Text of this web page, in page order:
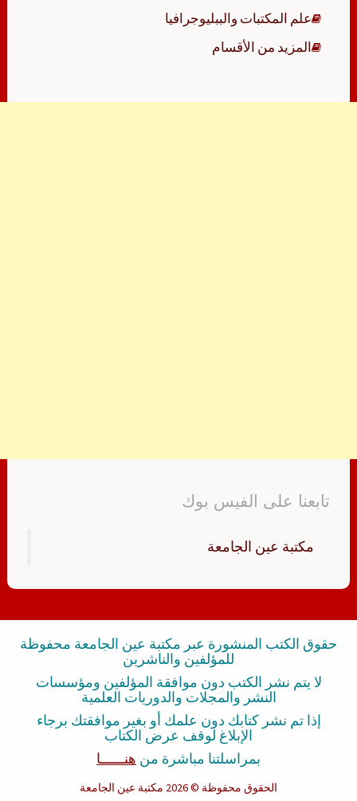
علم المكتبات والببليوجرافيا
المزيد من الأقسام
تابعنا على الفيس بوك
‏مكتبة عين الجامعة‏
حقوق الكتب المنشورة عبر مكتبة عين الجامعة محفوظة
للمؤلفين والناشرين
لا يتم نشر الكتب دون موافقة المؤلفين ومؤسسات
النشر والمجلات والدوريات العلمية
إذا تم نشر كتابك دون علمك أو بغير موافقتك برجاء
الإبلاغ لوقف عرض الكتاب
بمراسلتنا مباشرة من هنــــــا
الحقوق محفوظة © 2026 مكتبة عين الجامعة